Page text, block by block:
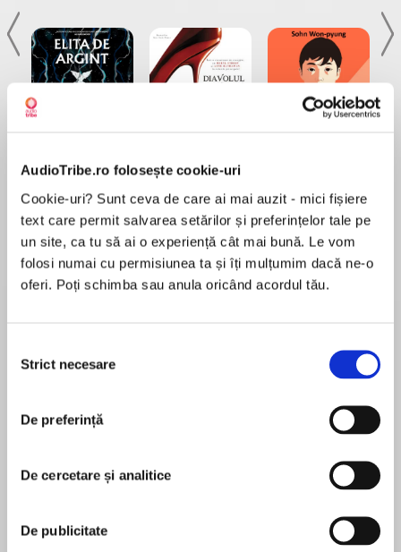
AudioTribe.ro folosește cookie-uri
Cookie-uri? Sunt ceva de care ai mai auzit - mici fișiere
text care permit salvarea setărilor și preferințelor tale pe
un site, ca tu să ai o experiență cât mai bună. Le vom
folosi numai cu permisiunea ta și îți mulțumim dacă ne-o
oferi. Poți schimba sau anula oricând acordul tău.
consimțământului
Strict necesare
De preferință
De cercetare și analitice
De publicitate
Desprecarte
THE #1 SUNDAY TIMES BESTSELLER
'Juno Dawson is at the top of her game in this
characteristic wit and grit shine through'
Samantha Shannon
În acest moment nu există recenzii